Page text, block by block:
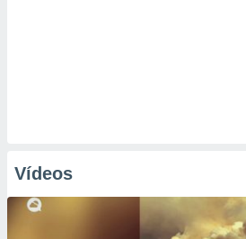
Vídeos